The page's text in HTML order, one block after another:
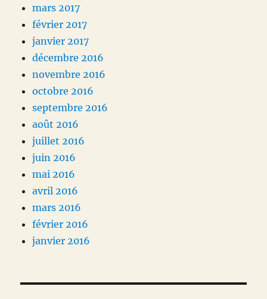
mars 2017
février 2017
janvier 2017
décembre 2016
novembre 2016
octobre 2016
septembre 2016
août 2016
juillet 2016
juin 2016
mai 2016
avril 2016
mars 2016
février 2016
janvier 2016